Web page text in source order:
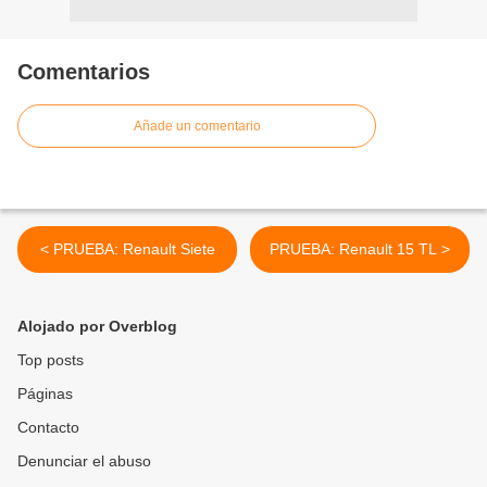
Comentarios
Añade un comentario
< PRUEBA: Renault Siete PRUEBA: Renault 15 TL >
Alojado por Overblog
Top posts
Páginas
Contacto
Denunciar el abuso